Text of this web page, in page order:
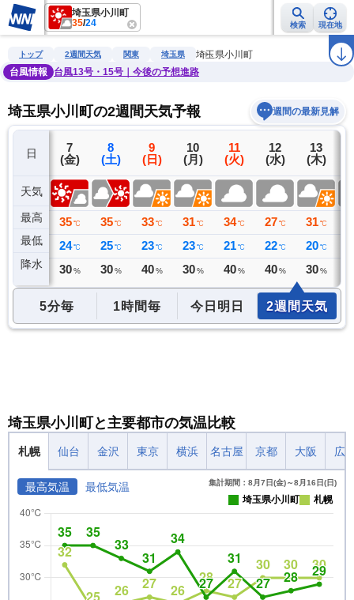
埼玉県小川町
35/24 検索 現在地
雨雲レーダー 台風情報 地震情報 警報・注意報 ラ
トップ 2週間天気 関東 埼玉県
埼玉県小川町
台風情報
台風13号・15号｜今後の予想進路
埼玉県小川町の2週間天気予報 週間の最新見解
日
天気
最高
最低
降水
6
(木)
34 ℃
23 ℃
0 ミリ
7
(金)
35 ℃
24 ℃
30 %
8
(土)
35 ℃
25 ℃
30 %
9
(日)
33 ℃
23 ℃
40 %
10
(月)
31 ℃
23 ℃
30 %
11
(火)
34 ℃
21 ℃
40 %
12
(水)
27 ℃
22 ℃
40 %
13
(木)
31 ℃
20 ℃
30 %
5分毎 1時間毎 今日明日 2週間天気
埼玉県小川町と主要都市の気温比較
札幌 仙台 金沢 東京 横浜 名古屋 京都 大阪 広
最高気温 最低気温 集計期間：8月7日(金)～8月16日(日)
埼玉県小川町 札幌